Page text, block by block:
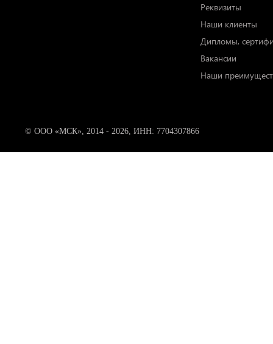
Реквизиты
Наши клиенты
Дипломы,
Вакансии
Наши
© ООО «МСК», 2014 - 2026, ИНН: 7704307866